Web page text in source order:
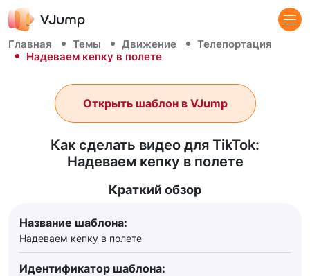
Главная Темы Движение
Телепортация
Надеваем кепку в полете
Как сделать видео для TikTok:
Надеваем кепку в полете
Открыть шаблон в VJump
Краткий обзор
Название шаблона:
Надеваем кепку в полете
Идентификатор шаблона: